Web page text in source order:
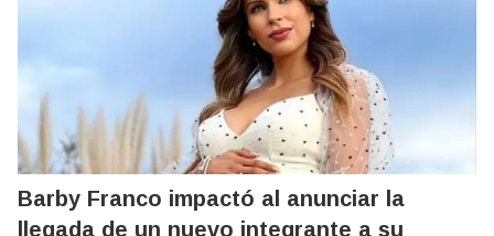
Barby Franco impactó al anunciar la
llegada de un nuevo integrante a su